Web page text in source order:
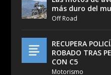
más duro del
Off Road
RECUPERA
ROBADO TRAS
CON C5
Motorismo